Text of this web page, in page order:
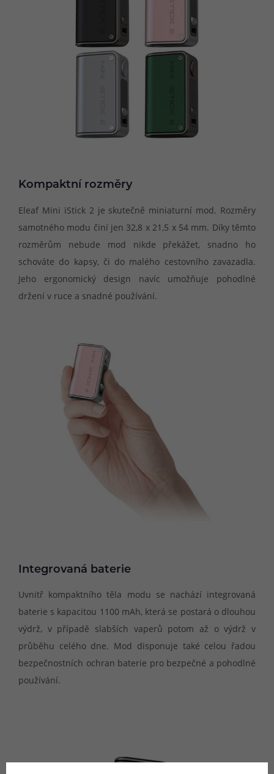
Kompaktní rozměry
Eleaf Mini iStick 2 je skutečně miniaturní mod. Rozměry
samotného modu činí jen 32,8 x 21,5 x 54 mm. Díky těmto
rozměrům nebude mod nikde překážet, snadno ho
schováte do kapsy, či do malého cestovního zavazadla.
Jeho ergonomický design navíc umožňuje pohodlné
držení v ruce a snadné používání.
Integrovaná baterie
Uvnitř kompaktního těla modu se nachází integrovaná
baterie s kapacitou 1100 mAh, která se postará o dlouhou
výdrž, v případě slabších vaperů potom až o výdrž v
průběhu celého dne. Mod disponuje také celou řadou
bezpečnostních ochran baterie pro bezpečné a pohodlné
používání.